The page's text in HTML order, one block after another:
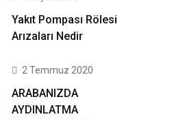
Yakıt Pompası Rölesi
Arızaları Nedir
2 Temmuz 2020
ARABANIZDA
AYDINLATMA